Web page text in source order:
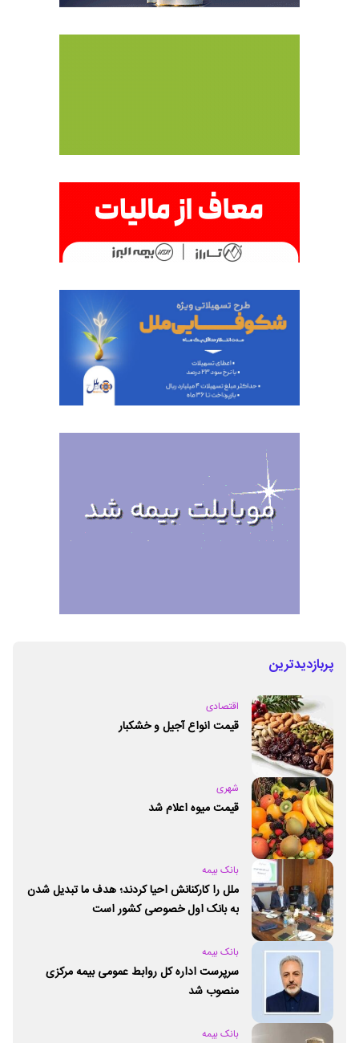
پربازدیدترین
اقتصادی
قیمت انواع آجیل و خشکبار
شهری
قیمت میوه اعلام شد
بانک بیمه
ملل را کارکنانش احیا کردند؛ هدف ما تبدیل شدن
به بانک اول خصوصی کشور است
بانک بیمه
سرپرست اداره کل روابط عمومی بیمه مرکزی
منصوب شد
بانک بیمه